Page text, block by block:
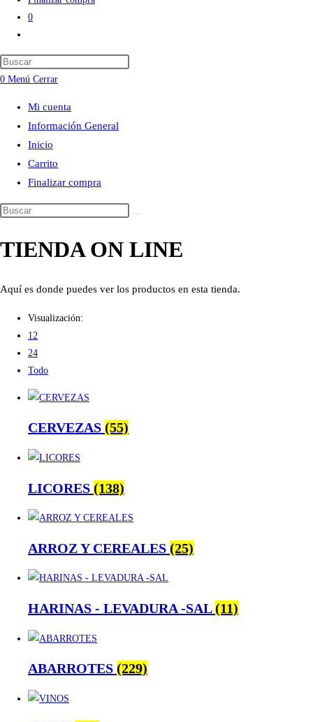
0
de
la
web
0 Menú Cerrar
Mi cuenta
Información General
Inicio
Carrito
Finalizar compra
Buscar
esta
TIENDA ON LINE
Aquí es donde puedes ver los productos en esta tienda.
Visualización:
12
24
Todo
CERVEZAS (55)
LICORES (138)
ARROZ Y CEREALES (25)
HARINAS - LEVADURA -SAL(11)
ABARROTES (229)